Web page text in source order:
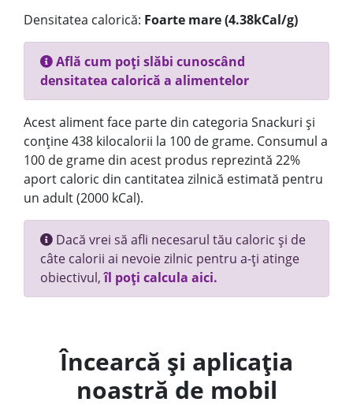
Densitatea calorică: Foarte mare (4.38kCal/g)
Află cum poți slăbi cunoscând
densitatea calorică a alimentelor
Acest aliment face parte din categoria Snackuri și
conține 438 kilocalorii la 100 de grame. Consumul a
100 de grame din acest produs reprezintă 22%
aport caloric din cantitatea zilnică estimată pentru
un adult (2000 kCal).
Dacă vrei să afli necesarul tău caloric și de
câte calorii ai nevoie zilnic pentru a-ți atinge
obiectivul,îl poți calcula aici.
Încearcă și aplicația
noastră de mobil